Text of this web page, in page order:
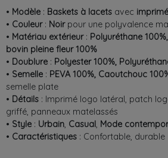
• Modèle : Baskets à lacets avec
• Couleur: Noirpour une polyvalence
• Matériau extérieur: Polyuréthane
bovin pleine fleur 100%
• Doublure : Polyester 100%,
• Semelle : PEVA 100%, Caoutchouc
semelle plate
• Détails : Imprimé logo latéral, patch
griffé, panneaux matelassés
• Style : Urbain, Casual, Mode
• Caractéristiques : Confortable, durable